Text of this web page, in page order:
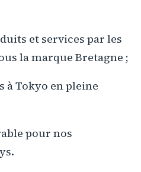
et services par les
la marque Bretagne ;
à Tokyo en pleine
pour nos